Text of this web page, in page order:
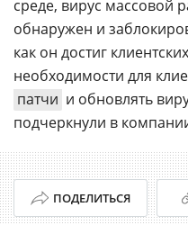
среде, вирус массовой
обнаружен и
как он достиг
необходимости для
патчи и обновлять
подчеркнули в
ПОДЕЛИТЬСЯ